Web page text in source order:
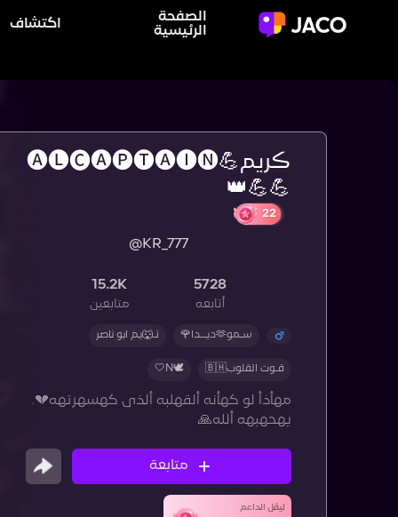
الصفحة
الرئيسية
اكتشاف
ڪريم💪🅐🅛🅒🅐🅟🅣🅐🅘🅝
💪💪👑
@KR_777
5728
أتابعه
15.2K
متابعين
سـمو🫶ديــدا🌹 تـ🐺يم ابو ناصر
قـوت القلوب🇧🇭 🕊️N🤍
مہأذأ لو كہأنہ ألقہلبہ ألذى كہسہرتہه💔.
يہحہبہه ألله🙏
متابعة
ليڤل الداعم